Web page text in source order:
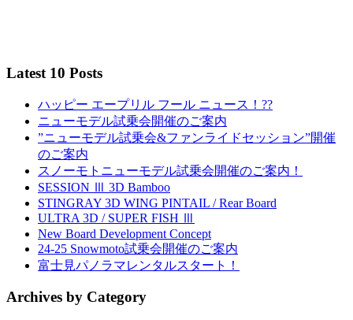
Latest 10 Posts
ハッピー エープリル フール ニュース！??
ニューモデル試乗会開催のご案内
”ニューモデル試乗会&ファンライドセッション”開催
のご案内
スノーモトニューモデル試乗会開催のご案内！
SESSION Ⅲ 3D Bamboo
STINGRAY 3D WING PINTAIL / Rear Board
ULTRA 3D / SUPER FISH Ⅲ
New Board Development Concept
24-25 Snowmoto試乗会開催のご案内
富士見パノラマレンタルスタート！
Archives by Category